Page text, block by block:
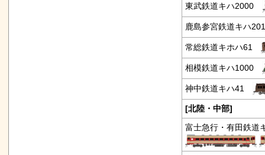
東武鉄道キハ2000
鹿島参宮鉄道キハ
常総鉄道キホハ61
相模鉄道キハ1000
神中鉄道キハ41
[北陸・中部]
富士急行・有田鉄道